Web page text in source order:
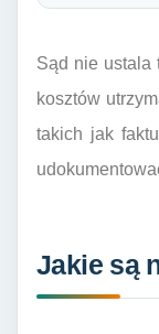
Sąd nie ustala
kosztów
takich jak
Jakie są